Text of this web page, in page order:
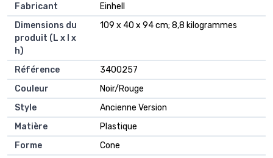
Fabricant
‎Einhell
Dimensions du
produit (L x l x
h)
‎109 x 40 x 94 cm; 8,8 kilogrammes
Référence
‎3400257
Couleur
‎Noir/Rouge
Style
‎Ancienne Version
Matière
‎Plastique
Forme
‎Cone